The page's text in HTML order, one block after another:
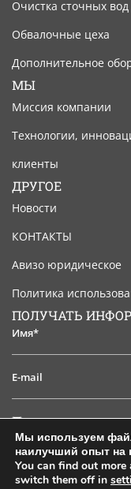
Очистка сточных вод
Обвалочные цеха
Дополнительное
МЫ
Миссия компании
Технологии,
клиенты
ДРУГОЕ
Новости
КОНТАКТЫ
Авизо юридическое
Политика
ПОЛУЧАТЬ
Имя*
E-
Я
прочитал
и
принимаю
юридическое
Я прочитал и
Мы используем
наилучший опыт на
You can find out
switch them off in